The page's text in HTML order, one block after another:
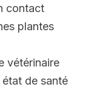
contact
plantes
vétérinaire
de santé